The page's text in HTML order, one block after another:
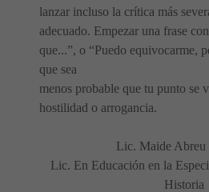
lanzar incluso la crítica más
adecuado. Empezar una frase
que...”, o “Puedo equivocarme,
que sea
menos probable que tu punto se
hostilidad o arrogancia.
Lic. Maide Abreu
Lic. En Educación en la
Historia